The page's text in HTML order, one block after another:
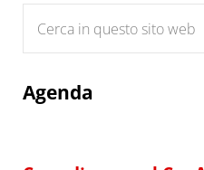
Agenda